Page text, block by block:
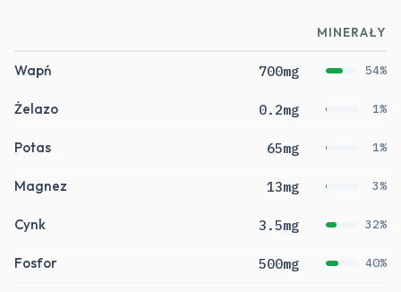
MINERAŁY
Wapń 700mg 54%
Żelazo 0.2mg 1%
Potas 65mg 1%
Magnez 13mg 3%
Cynk 3.5mg 32%
Fosfor 500mg 40%